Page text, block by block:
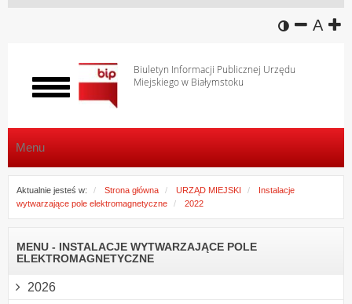
wersja
A
Biuletyn Informacji Publicznej Urzędu
Miejskiego w Białymstoku
Włącz
menu
Menu
Aktualnie jesteś w: Strona główna URZĄD MIEJSKI
Instalacje
wytwarzające pole elektromagnetyczne
2022
MENU - INSTALACJE WYTWARZAJĄCE POLE
ELEKTROMAGNETYCZNE
2026